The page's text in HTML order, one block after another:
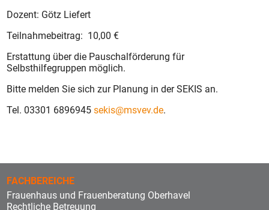
Dozent: Götz Liefert
Teilnahmebeitrag: 10,00 €
Erstattung über die Pauschalförderung für
Selbsthilfegruppen möglich.
Bitte melden Sie sich zur Planung in der SEKIS an.
Tel. 03301 6896945sekis@msvev.de.
FACHBEREICHE
Frauenhaus und Frauenberatung Oberhavel
Rechtliche Betreuung